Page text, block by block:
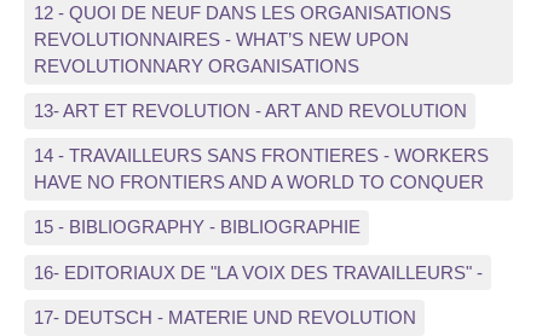
12 - QUOI DE NEUF DANS LES ORGANISATIONS
REVOLUTIONNAIRES - WHAT’S NEW UPON
REVOLUTIONNARY ORGANISATIONS
13- ART ET REVOLUTION - ART AND REVOLUTION
14 - TRAVAILLEURS SANS FRONTIERES - WORKERS
HAVE NO FRONTIERS AND A WORLD TO CONQUER
15 - BIBLIOGRAPHY - BIBLIOGRAPHIE
16- EDITORIAUX DE "LA VOIX DES TRAVAILLEURS" -
17- DEUTSCH - MATERIE UND REVOLUTION